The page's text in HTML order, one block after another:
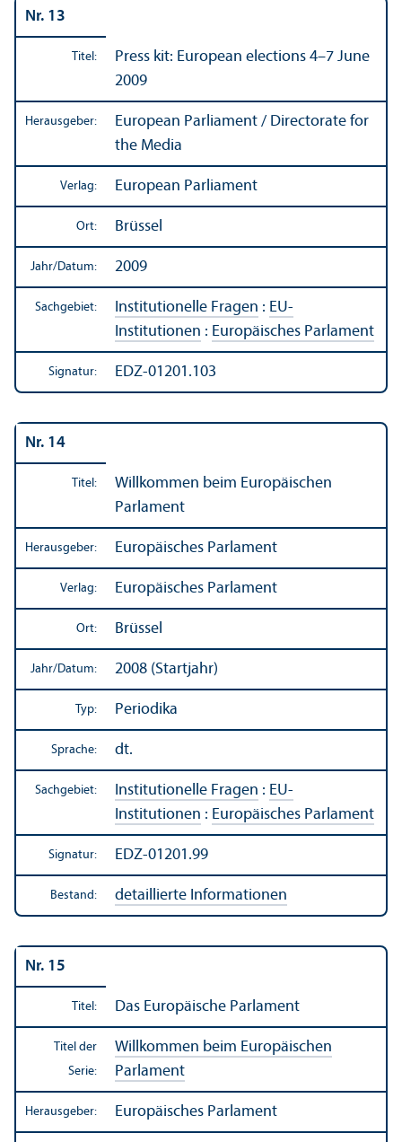
Nr. 13
Titel:
Press kit: European elections 4–7 June
2009
Herausgeber:
European Parliament / Directorate for
the Media
Verlag: European Parliament
Ort: Brüssel
Jahr/Datum: 2009
Sachgebiet: Institutionelle Fragen : EU-
Institutionen : Europäisches Parlament
Signatur: EDZ-01201.103
Nr. 14
Titel:
Willkommen beim Europäischen
Parlament
Herausgeber: Europäisches Parlament
Verlag: Europäisches Parlament
Ort: Brüssel
Jahr/Datum: 2008 (Startjahr)
Typ: Periodika
Sprache: dt.
Sachgebiet: Institutionelle Fragen : EU-
Institutionen : Europäisches Parlament
Signatur: EDZ-01201.99
Bestand: detaillierte Informationen
Nr. 15
Titel: Das Europäische Parlament
Titel der
Serie:
Willkommen beim Europäischen
Parlament
Herausgeber: Europäisches Parlament